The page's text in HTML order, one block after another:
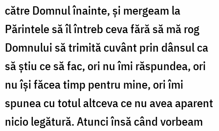
către Domnul înainte, și mergeam la
Părintele să îl întreb ceva fără să mă rog
Domnului să trimită cuvânt prin dânsul ca
să știu ce să fac, ori nu îmi răspundea, ori
nu își făcea timp pentru mine, ori îmi
spunea cu totul altceva ce nu avea aparent
nicio legătură. Atunci însă când vorbeam